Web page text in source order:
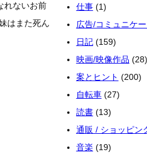
れないお前
はまた死ん
仕事(1)
広告/コミュニケ
日記(159)
映画/映像作品 (28)
案とヒント (200)
自転車(27)
読書(13)
通販 / ショッピン
音楽 (19)